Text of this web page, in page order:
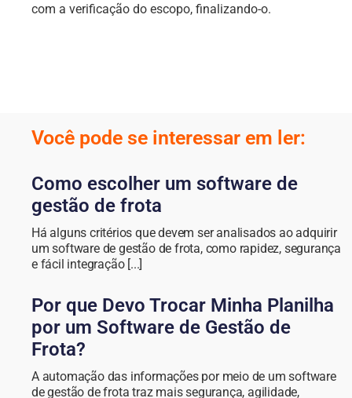
com a verificação do escopo, finalizando-o.
Você pode se interessar em ler:
Como escolher um software de
gestão de frota
Há alguns critérios que devem ser analisados ao adquirir
um software de gestão de frota, como rapidez, segurança
e fácil integração [...]
Por que Devo Trocar Minha Planilha
por um Software de Gestão de
Frota?
A automação das informações por meio de um software
de gestão de frota traz mais segurança, agilidade,